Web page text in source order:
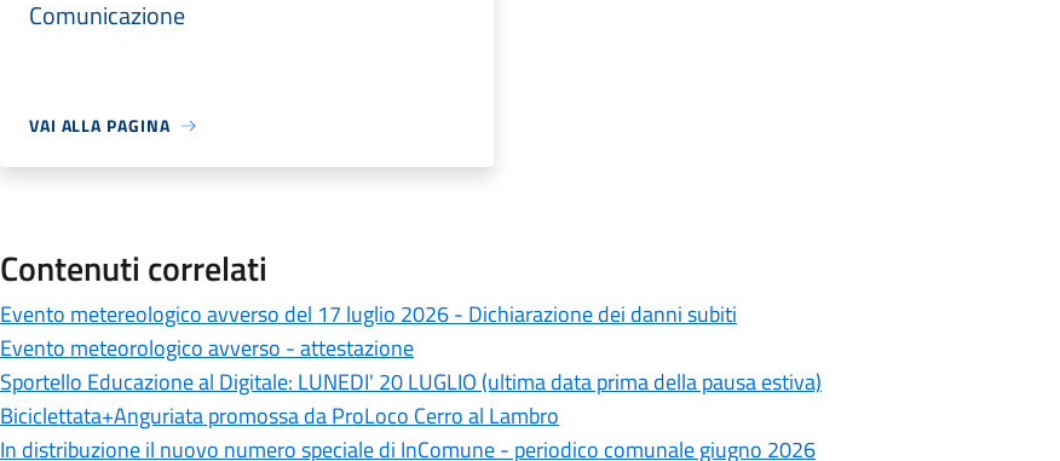
Comunicazione
VAI ALLA PAGINA
Contenuti correlati
Evento metereologico avverso del 17 luglio 2026 - Dichiarazione dei danni subiti
Evento meteorologico avverso - attestazione
Sportello Educazione al Digitale: LUNEDI' 20 LUGLIO (ultima data prima della pausa estiva)
Biciclettata+Anguriata promossa da ProLoco Cerro al Lambro
In distribuzione il nuovo numero speciale di InComune - periodico comunale giugno 2026